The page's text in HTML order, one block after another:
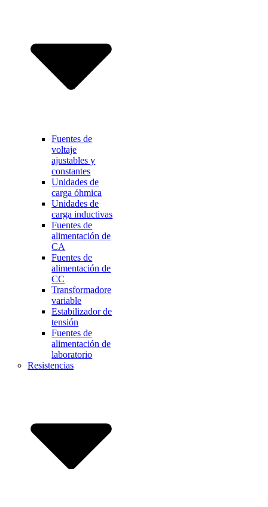
Fuentes de
voltaje
ajustables y
constantes
Unidades de
carga óhmica
Unidades de
carga inductivas
Fuentes de
alimentación de
CA
Fuentes de
alimentación de
CC
Transformadore
variable
Estabilizador de
tensión
Fuentes de
alimentación de
laboratorio
Resistencias